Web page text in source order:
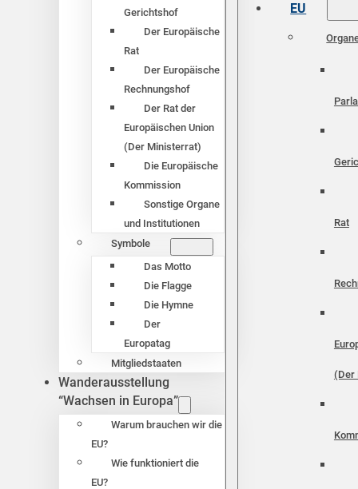
Gerichtshof
Der Europäische
Rat
Der Europäische
Rechnungshof
Der Rat der
Europäischen Union
(Der Ministerrat)
Die Europäische
Kommission
Sonstige Organe
und Institutionen
Symbole
Das Motto
Die Flagge
Die Hymne
Der
Europatag
Mitgliedstaaten
Wanderausstellung
“Wachsen in Europa”
Warum brauchen wir die
EU?
Wie funktioniert die
EU?
EU
Rat
(Der